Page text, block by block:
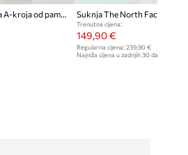
The North Face suknja A-kroja od pamuka s elastanom Pinecrest Suknja The North Face
Trenutna cijena:
149,90 €
Regularna cijena: 239,90 €
Najniža cijena u zadnjih 30 dana prije